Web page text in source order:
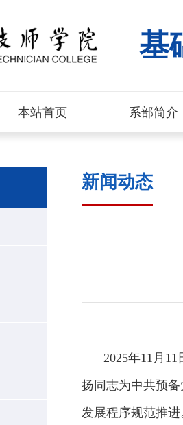
基
本站首页 系部简介
新闻动态
2025年11月
扬同志为中共预
发展程序规范推进